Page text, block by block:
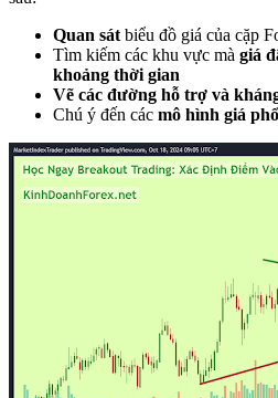
Quan sát biểu đồ giá của cặp
Tìm kiếm các khu vực mà giá
khoảng thời gian
Vẽ các đường hỗ trợ và
Chú ý đến các mô hình giá